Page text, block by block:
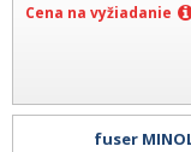
Cena na vyžiadanie
fuser